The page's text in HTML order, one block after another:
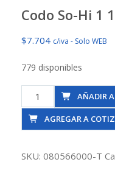
Codo So-Hi 1
$7.704 c/iva - Solo WEB
779 disponibles
Codo
So-
1/4
AÑADIR
AGREGAR A
SKU: 080566000-T